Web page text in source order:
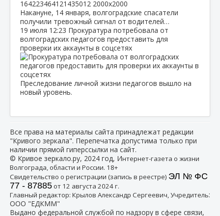
Накануне, 14 января, волгоградские спасатели
получили тревожный сигнал от водителей…
19 июля 12:23 Прокуратура потребовала от
волгоградских педагогов предоставить для
проверки их аккаунты в соцсетях
Преследование личной жизни педагогов вышло на
новый уровень.
Все права на материалы сайта принадлежат редакции
"Кривого зеркала". Перепечатка допустима только при
наличии прямой гиперссылки на сайт.
© Кривое зеркало.ру, 2024 год, Интернет-газета о жизни
Волгограда, области и России. 18+
Свидетельство о регистрации (запись в реестре) ЭЛ № ФС
77 - 87885от 12 августа 2024 г.
Главный редактор: Крылов Александр Сергеевич, Учредитель:
ООО "ЕДКММ"
Выдано федеральной службой по надзору в сфере связи,